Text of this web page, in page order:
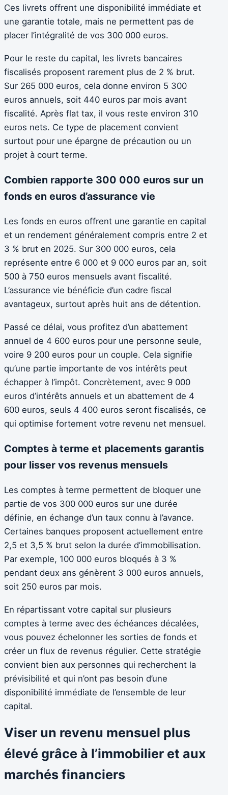
Ces livrets offrent une disponibilité immédiate et
une garantie totale, mais ne permettent pas de
placer l’intégralité de vos 300 000 euros.
Pour le reste du capital, les livrets bancaires
fiscalisés proposent rarement plus de 2 % brut.
Sur 265 000 euros, cela donne environ 5 300
euros annuels, soit 440 euros par mois avant
fiscalité. Après flat tax, il vous reste environ 310
euros nets. Ce type de placement convient
surtout pour une épargne de précaution ou un
projet à court terme.
Combien rapporte 300 000 euros sur un
fonds en euros d’assurance vie
Les fonds en euros offrent une garantie en capital
et un rendement généralement compris entre 2 et
3 % brut en 2025. Sur 300 000 euros, cela
représente entre 6 000 et 9 000 euros par an, soit
500 à 750 euros mensuels avant fiscalité.
L’assurance vie bénéficie d’un cadre fiscal
avantageux, surtout après huit ans de détention.
Passé ce délai, vous profitez d’un abattement
annuel de 4 600 euros pour une personne seule,
voire 9 200 euros pour un couple. Cela signifie
qu’une partie importante de vos intérêts peut
échapper à l’impôt. Concrètement, avec 9 000
euros d’intérêts annuels et un abattement de 4
600 euros, seuls 4 400 euros seront fiscalisés, ce
qui optimise fortement votre revenu net mensuel.
Comptes à terme et placements garantis
pour lisser vos revenus mensuels
Les comptes à terme permettent de bloquer une
partie de vos 300 000 euros sur une durée
définie, en échange d’un taux connu à l’avance.
Certaines banques proposent actuellement entre
2,5 et 3,5 % brut selon la durée d’immobilisation.
Par exemple, 100 000 euros bloqués à 3 %
pendant deux ans génèrent 3 000 euros annuels,
soit 250 euros par mois.
En répartissant votre capital sur plusieurs
comptes à terme avec des échéances décalées,
vous pouvez échelonner les sorties de fonds et
créer un flux de revenus régulier. Cette stratégie
convient bien aux personnes qui recherchent la
prévisibilité et qui n’ont pas besoin d’une
disponibilité immédiate de l’ensemble de leur
capital.
Viser un revenu mensuel plus
élevé grâce à l’immobilier et aux
marchés financiers